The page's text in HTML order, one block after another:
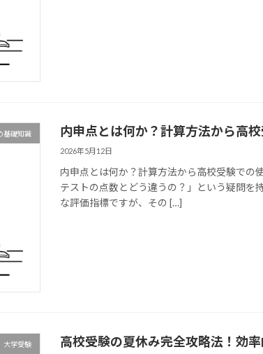
基礎知識 内申点とは何か？計算方法から高
2026年5月12日
内申点とは何か？計算方法から高校受験での
テストの点数とどう違うの？」という疑問を
な評価指標ですが、その […]
大学受験 高校受験の夏休み完全攻略法！効